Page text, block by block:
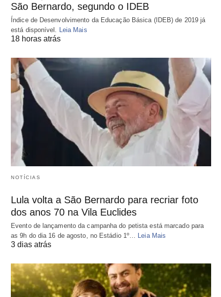
São Bernardo, segundo o IDEB
Índice de Desenvolvimento da Educação Básica (IDEB) de 2019 já
está disponível.
Leia Mais
18 horas atrás
NOTÍCIAS
Lula volta a São Bernardo para recriar foto
dos anos 70 na Vila Euclides
Evento de lançamento da campanha do petista está marcado para
as 9h do dia 16 de agosto, no Estádio 1º… Leia Mais
3 dias atrás